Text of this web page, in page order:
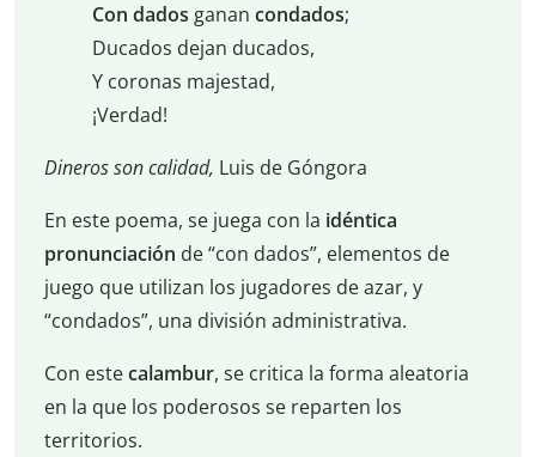
Con dados ganan condados;
Ducados dejan ducados,
Y coronas majestad,
¡Verdad!
Dineros son calidad, Luis de Góngora
En este poema, se juega con la idéntica
pronunciación de “con dados”, elementos de
juego que utilizan los jugadores de azar, y
“condados”, una división administrativa.
Con estecalambur, se critica la forma aleatoria
en la que los poderosos se reparten los
territorios.